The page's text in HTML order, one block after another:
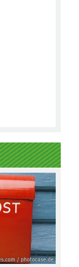
/ photocase.de